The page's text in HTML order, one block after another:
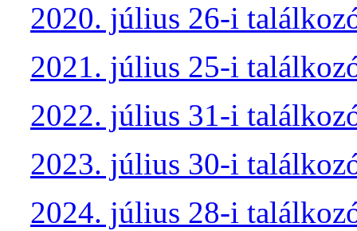
2020. július 26-i
2021. július 25-i
2022. július 31-i
2023. július 30-i
2024. július 28-i